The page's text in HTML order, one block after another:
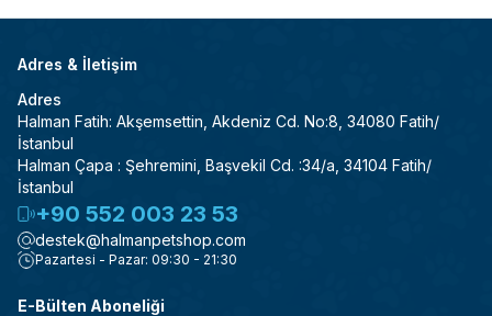
Adres & İletişim
Adres
Halman Fatih: Akşemsettin, Akdeniz Cd. No:8, 34080 Fatih/
İstanbul
Halman Çapa : Şehremini, Başvekil Cd. :34/a, 34104 Fatih/
İstanbul
+90 552 003 23 53
destek@halmanpetshop.com
Pazartesi - Pazar: 09:30 - 21:30
E-Bülten Aboneliği